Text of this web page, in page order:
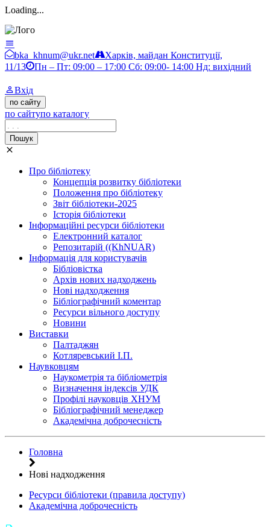
Loading...
bka_khnum@ukr.net
Харків, майдан Конституції,
11/13
Пн – Пт: 09:00 – 17:00 Сб: 09:00- 14:00 Нд: вихідний
Вхід
по сайту
по сайтупо каталогу
Пошук
Про бібліотеку
Концепція розвитку бібліотеки
Положення про бібліотеку
Звіт бібліотеки-2025
Історія бібліотеки
Інформаційні ресурси бібліотеки
Електронний каталог
Репозитарій ((KhNUAR)
Інформація для користувачів
Бібліовістка
Архів нових надходжень
Нові надходження
Бібліографічний коментар
Ресурси вільного доступу
Новини
Виставки
Палтаджян
Котляревський І.П.
Наувковцям
Наукометрія та бібліометрія
Визначення індексів УДК
Профілі науковців ХНУМ
Бібліографічний менеджер
Академічна доброчесність
Головна
Нові надходження
Ресурси бібліотеки (правила доступу)
Академічна доброчесність